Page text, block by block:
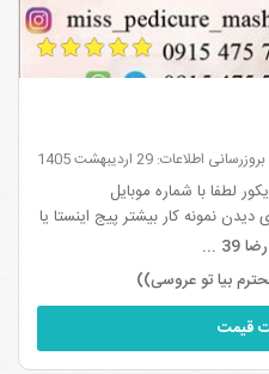
بروزرسانی اطلاعات: 29 اردیبهشت 1405
لطفا با شماره موبایل
و برای دیدن نمونه کار بیشتر پیج اینستا یا
...
بیا تو عروسی))
قیمت